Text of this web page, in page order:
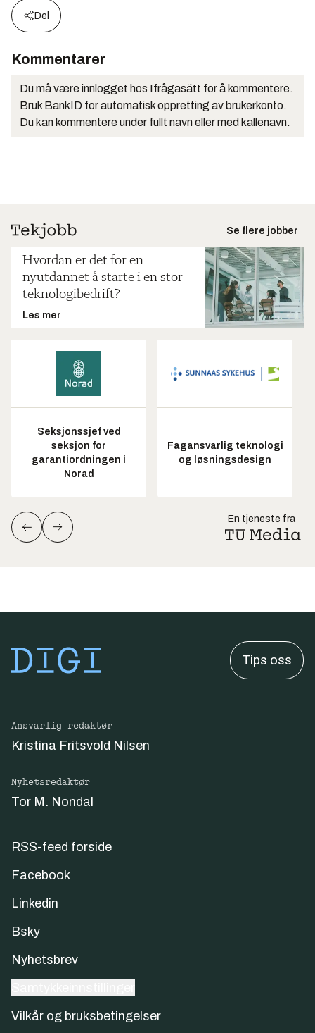
Del
Kommentarer
Du må være innlogget hos Ifrågasätt for å kommentere.
Bruk BankID for automatisk oppretting av brukerkonto.
Du kan kommentere under fullt navn eller med kallenavn.
Se flere jobber
Hvordan er det for en
nyutdannet å starte i en stor
teknologibedrift?
Les mer
Seksjonssjef ved
seksjon for
garantiordningen i
Norad
Fagansvarlig teknologi
og løsningsdesign
En tjeneste fra
Tips oss
Ansvarlig redaktør
Kristina Fritsvold Nilsen
Nyhetsredaktør
Tor M. Nondal
RSS-feed forside
Facebook
Linkedin
Bsky
Nyhetsbrev
Vilkår og bruksbetingelser